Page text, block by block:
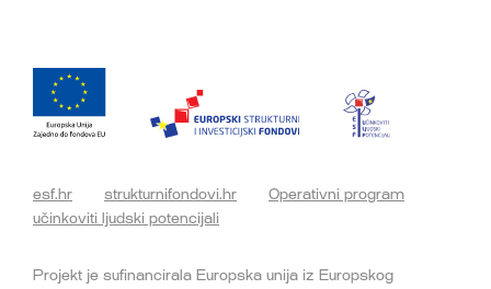
esf.hr strukturnifondovi.hr
Operativni program
učinkoviti ljudski potencijali
Projekt je sufinancirala Europska unija iz Europskog